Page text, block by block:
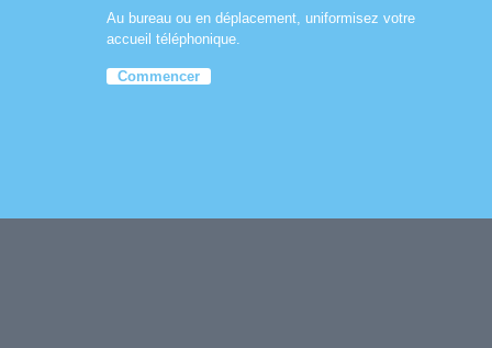
Au bureau ou en déplacement, uniformisez votre
accueil téléphonique.
Commencer